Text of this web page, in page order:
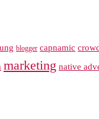
blogger capnamic
marketing native